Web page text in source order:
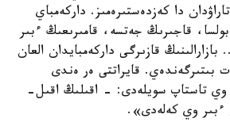
دا كەزدەستىرەمىز. داركەمباي
بولسا، قاجىرىڭ جەتسە، قامىرىعىڭ ءبىر
قازىرگى داركەمبايدان العان
بىتىرگەندەي. قايراتتى ەر ەندى
وي تاستاپ سويلەدى: - اقىلىڭ اقىل-
ءبىر وي كەلەدى».